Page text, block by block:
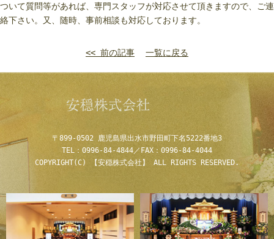
ついて質問等があれば、専門スタッフが対応させて頂きますので、ご連
絡下さい。又、随時、事前相談も対応しております。
<< 前の記事 一覧に戻る
〒899-0502 鹿児島県出水市野田町下名5222番地3
TEL：0996-84-4844／FAX：0996-84-4044
COPYRIGHT(C) 【安穏株式会社】 ALL RIGHTS RESERVED.